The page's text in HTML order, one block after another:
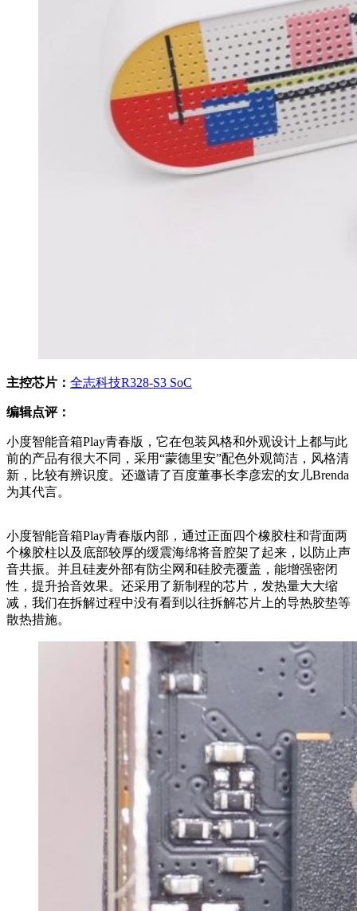
主控芯片： 全志科技R328-S3 SoC
编辑点评：
小度智能音箱Play青春版，它在包装风格和外观设计上都与此
前的产品有很大不同，采用“蒙德里安”配色外观简洁，风格清
新，比较有辨识度。还邀请了百度董事长李彦宏的女儿Brenda
为其代言。
小度智能音箱Play青春版内部，通过正面四个橡胶柱和背面两
个橡胶柱以及底部较厚的缓震海绵将音腔架了起来，以防止声
音共振。并且硅麦外部有防尘网和硅胶壳覆盖，能增强密闭
性，提升拾音效果。还采用了新制程的芯片，发热量大大缩
减，我们在拆解过程中没有看到以往拆解芯片上的导热胶垫等
散热措施。